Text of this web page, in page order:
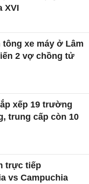
XVI
tông xe máy ở Lâm
2 vợ chồng tử
xếp 19 trường
trung cấp còn 10
trực tiếp
vs Campuchia